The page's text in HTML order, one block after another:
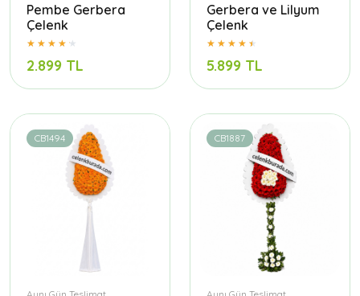
Pembe Gerbera
Çelenk
2.899 TL
Gerbera ve Lilyum
Çelenk
5.899 TL
CB1494 CB1887